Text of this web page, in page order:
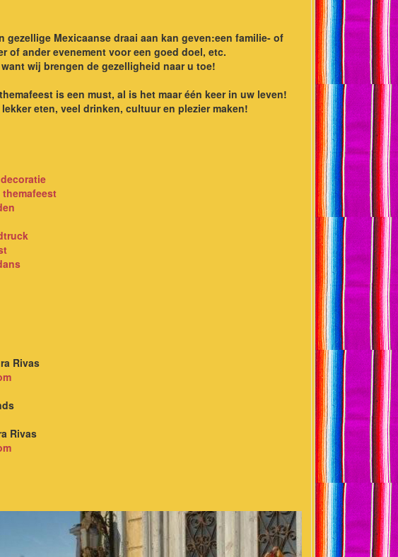
Mexicaanse draai aan kan geven:een familie- of
of ander evenement voor een goed doel, etc.
wij brengen de gezelligheid naar u toe!
is een must, al is het maar één keer in uw leven!
eten, veel drinken, cultuur en plezier maken!
Rivas
Rivas